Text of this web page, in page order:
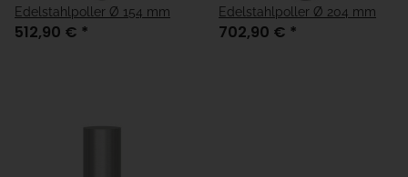
Edelstahlpoller Ø 154 mm
512,90 € *
Edelstahlpoller Ø 204 mm
702,90 € *